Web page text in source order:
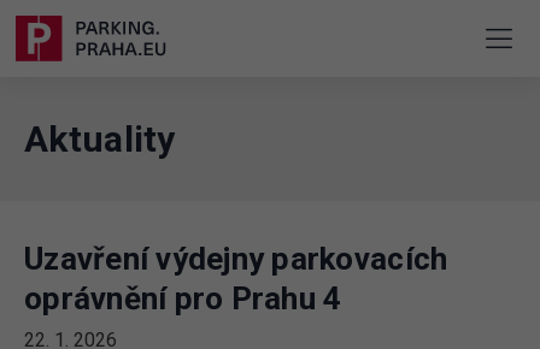
Aktuality
Uzavření výdejny parkovacích
oprávnění pro Prahu 4
22. 1. 2026